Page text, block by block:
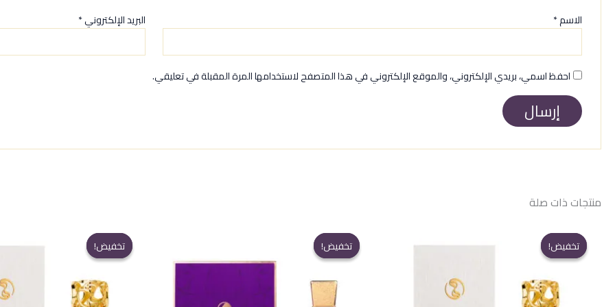
الاسم* البريد الإلكتروني*
احفظ اسمي، بريدي الإلكتروني، والموقع الإلكتروني في هذا المتصفح لاستخدامها المرة المقبلة في تعليقي.
منتجات ذات صلة
تخفيض!
تخفيض! تخفيض!
تخفيض! تخفيض!
تخفيض!